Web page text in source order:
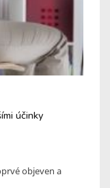
účinky
objeven a